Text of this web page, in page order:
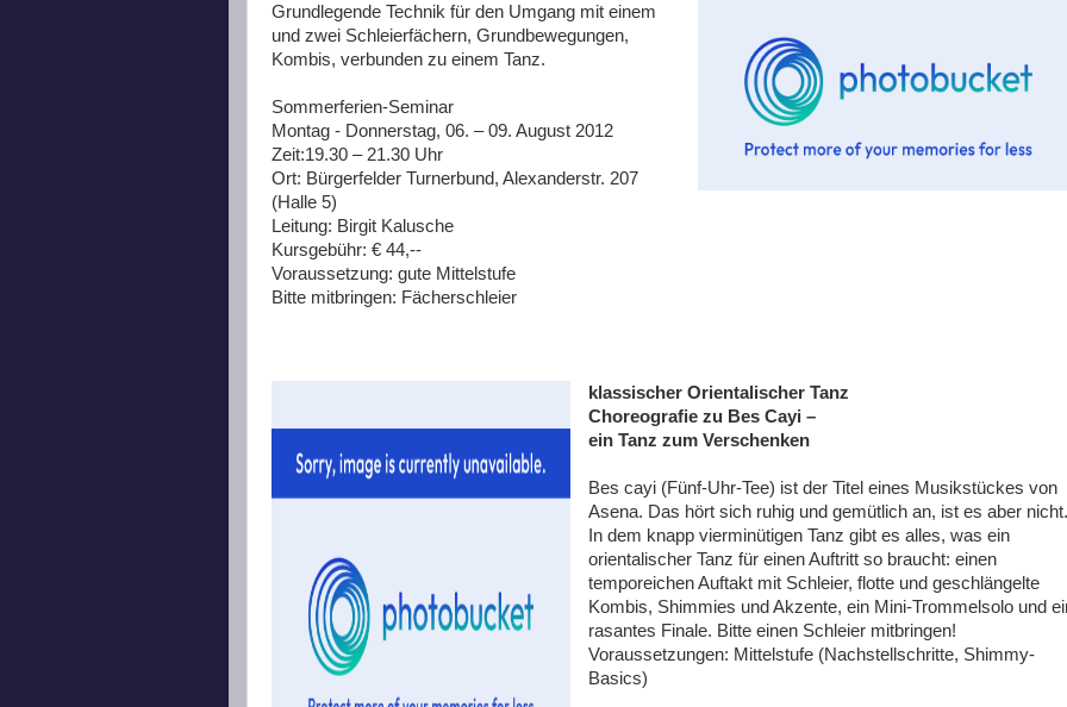
Grundlegende Technik für den Umgang mit einem
und zwei Schleierfächern, Grundbewegungen,
Kombis, verbunden zu einem Tanz.
Sommerferien-Seminar
Montag - Donnerstag, 06. – 09. August 2012
Zeit:19.30 – 21.30 Uhr
Ort: Bürgerfelder Turnerbund, Alexanderstr. 207
(Halle 5)
Leitung: Birgit Kalusche
Kursgebühr: € 44,--
Voraussetzung: gute Mittelstufe
Bitte mitbringen: Fächerschleier
klassischer Orientalischer Tanz
Choreografie zu Bes Cayi –
ein Tanz zum Verschenken
Bes cayi (Fünf-Uhr-Tee) ist der Titel eines Musikstückes von
Asena. Das hört sich ruhig und gemütlich an, ist es aber nicht.
In dem knapp vierminütigen Tanz gibt es alles, was ein
orientalischer Tanz für einen Auftritt so braucht: einen
temporeichen Auftakt mit Schleier, flotte und geschlängelte
Kombis, Shimmies und Akzente, ein Mini-Trommelsolo und
rasantes Finale. Bitte einen Schleier mitbringen!
Voraussetzungen: Mittelstufe (Nachstellschritte, Shimmy-
Basics)